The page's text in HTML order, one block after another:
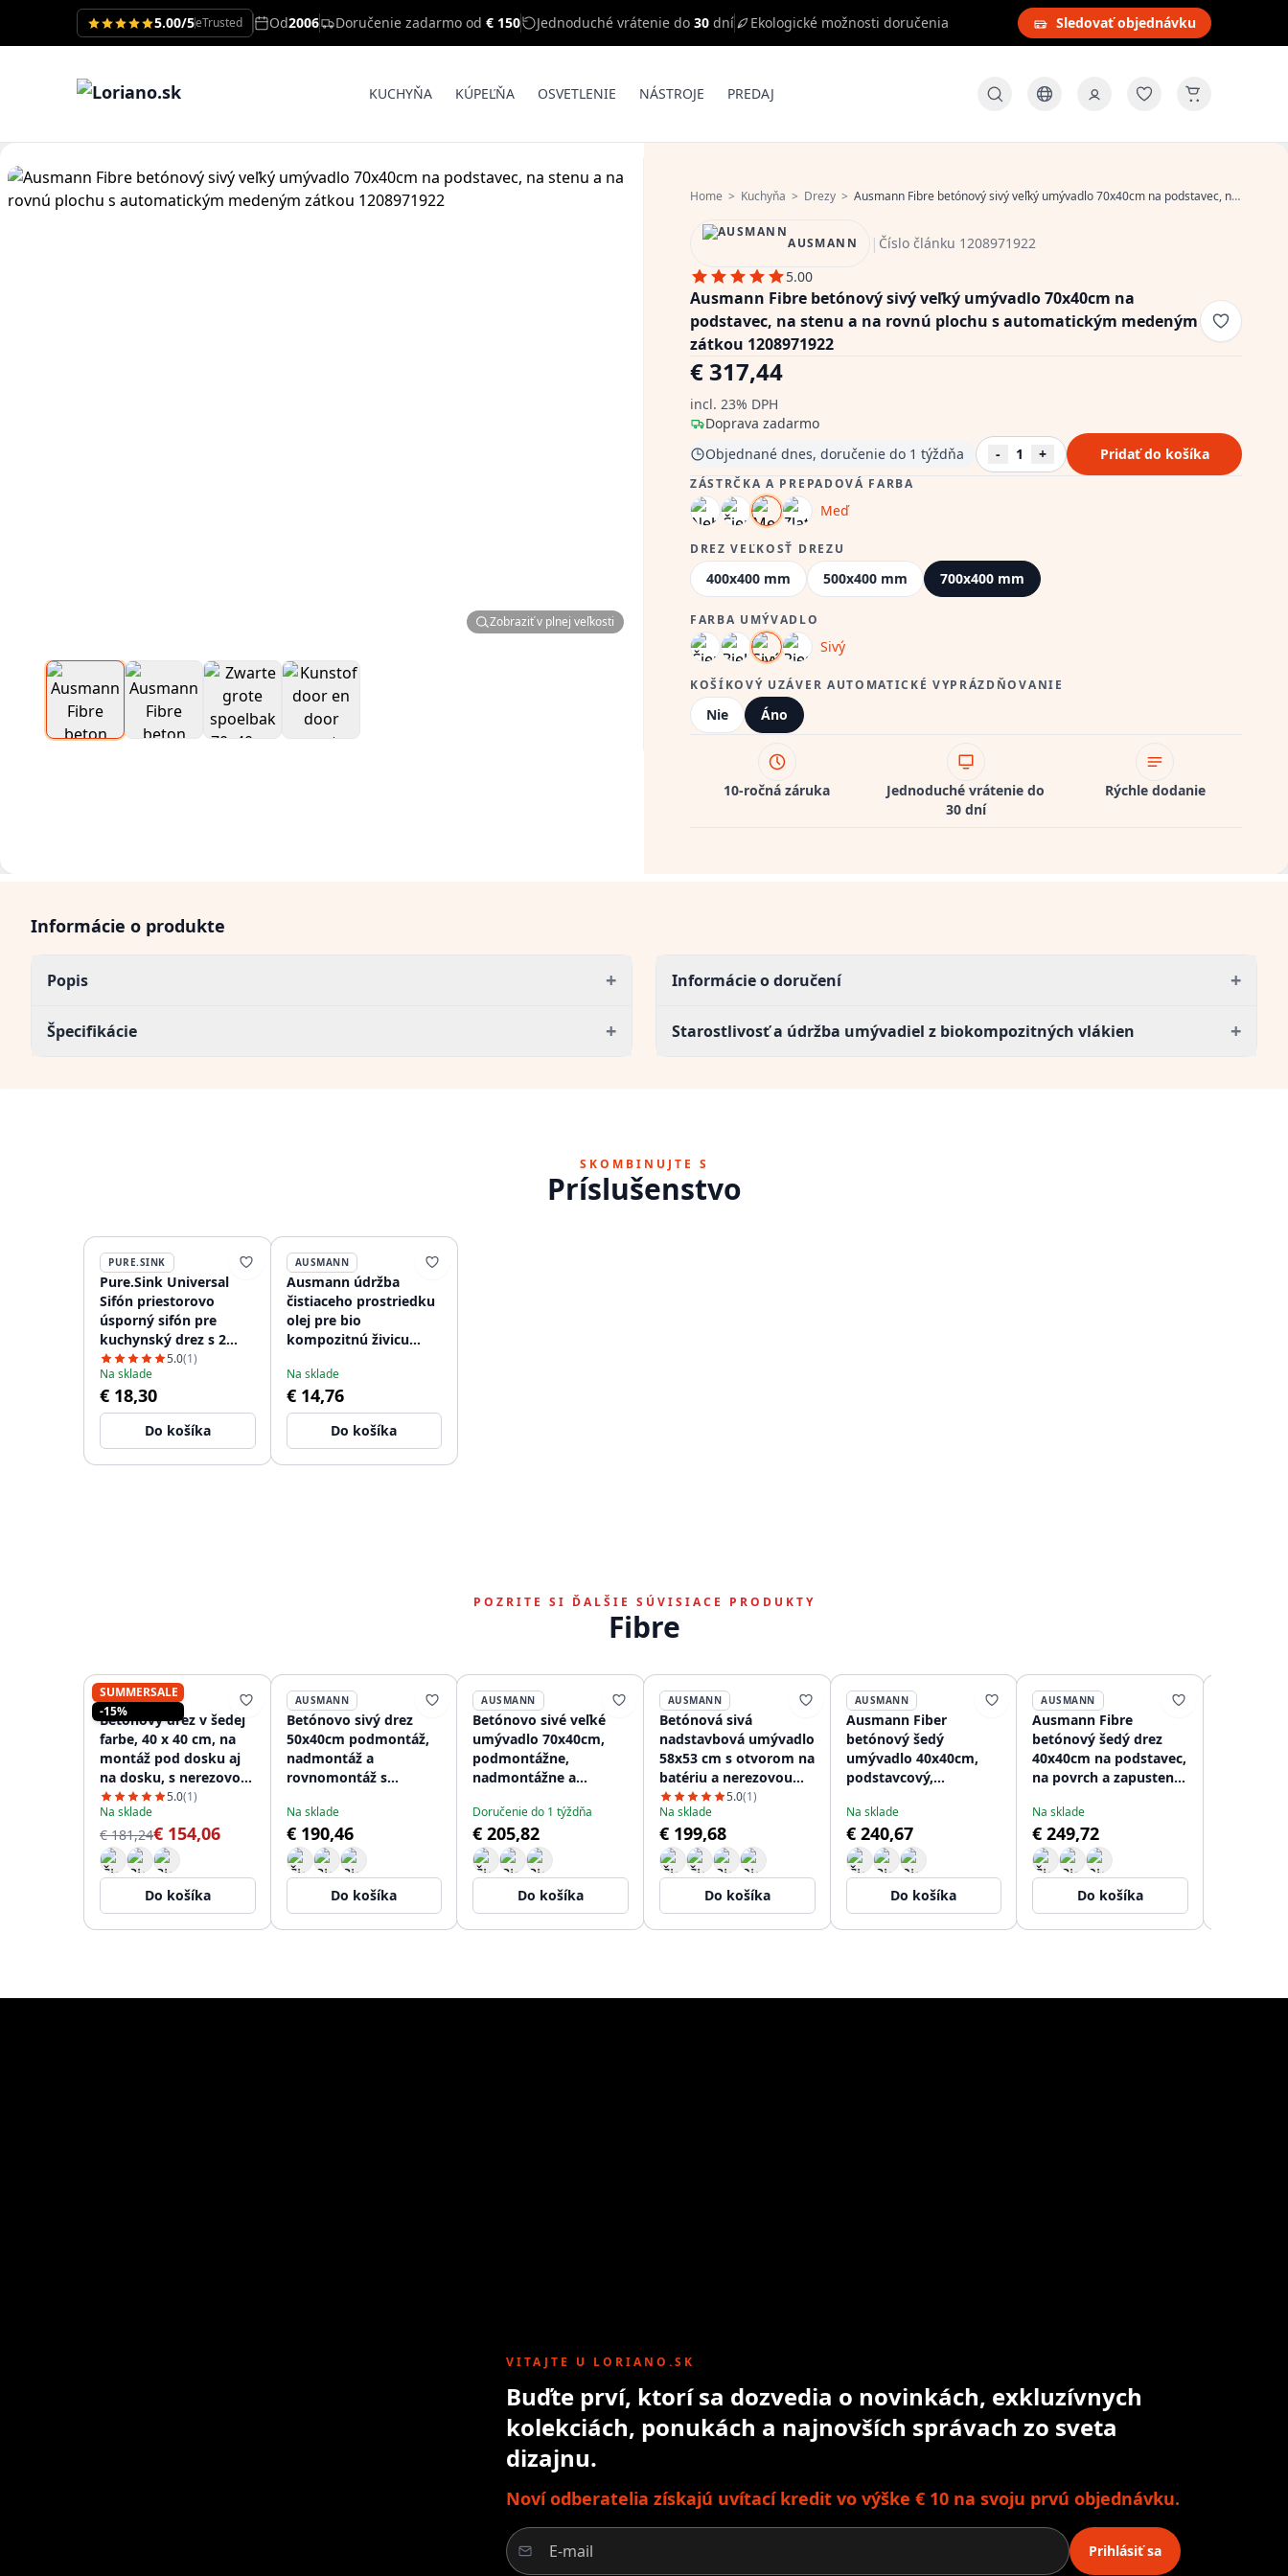
5.00/5eTrusted Od2006 Doručenie zadarmo od € 150 Jednoduché vrátenie do 30 dní Ekologické možnosti doručenia Sledovať objednávku
KUCHYŇA KÚPEĽŇA OSVETLENIE NÁSTROJE PREDAJ
Zobraziť v plnej veľkosti
Home > Kuchyňa > Drezy > Ausmann Fibre betónový sivý veľký umývadlo 70x40cm na podstavec, na stenu a na rovnú plochu s automatickým medeným zátkou 1208971922
AUSMANN | Číslo článku 1208971922
5.00
Ausmann Fibre betónový sivý veľký umývadlo 70x40cm na
podstavec, na stenu a na rovnú plochu s automatickým medeným
zátkou 1208971922
€ 317,44
incl. 23% DPH
Doprava zadarmo
Objednané dnes, doručenie do 1 týždňa
- 1 + Pridať do košíka
ZÁSTRČKA A PREPADOVÁ FARBA
Meď
DREZ VEĽKOSŤ DREZU
400x400 mm 500x400 mm 700x400 mm
FARBA UMÝVADLO
Sivý
KOŠÍKOVÝ UZÁVER AUTOMATICKÉ VYPRÁZDŇOVANIE
Nie Áno
10-ročná záruka
Jednoduché vrátenie do
30 dní
Rýchle dodanie
Informácie o produkte
Popis +
Špecifikácie +
Informácie o doručení +
Starostlivosť a údržba umývadiel z biokompozitných vlákien +
SKOMBINUJTE S
Príslušenstvo
PURE.SINK
Pure.Sink Universal
Sifón priestorovo
úsporný sifón pre
kuchynský drez s 2
pripojeniami na
umývačku riadu
WSTSSI-32
5.0(1)
Na sklade
€ 18,30
Do košíka
AUSMANN
Ausmann údržba
čistiaceho prostriedku
olej pre bio
kompozitnú živicu
1208966925
Na sklade
€ 14,76
Do košíka
POZRITE SI ĎALŠIE SÚVISIACE PRODUKTY
Fibre
SUMMERSALE
-15%
AUSMANN
Betónový drez v šedej
farbe, 40 x 40 cm, na
montáž pod dosku aj
na dosku, s nerezovou
zátkou 1208956393
5.0(1)
Na sklade
€ 181,24€ 154,06
Do košíka
AUSMANN
Betónovo sivý drez
50x40cm podmontáž,
nadmontáž a
rovnomontáž s
1208956398
Na sklade
€ 190,46
Do košíka
AUSMANN
Betónovo sivé veľké
umývadlo 70x40cm,
podmontážne,
nadmontážne a
montážou s nerezovou
zátkou 1208956403
Doručenie do 1 týždňa
€ 205,82
Do košíka
AUSMANN
Betónová sivá
nadstavbová umývadlo
58x53 cm s otvorom na
batériu a nerezovou
zátkou 1208956771
5.0(1)
Na sklade
€ 199,68
Do košíka
AUSMANN
Ausmann Fiber
betónový šedý
umývadlo 40x40cm,
podstavcový,
vstavaný s medenou
zátkou 1208971880
Na sklade
€ 240,67
Do košíka
AUSMANN
Ausmann Fibre
betónový šedý drez
40x40cm na podstavec,
na povrch a zapustený
1208971881
Na sklade
€ 249,72
Do košíka
VITAJTE U LORIANO.SK
Buďte prví, ktorí sa dozvedia o novinkách, exkluzívnych
kolekciách, ponukách a najnovších správach zo sveta
dizajnu.
Noví odberatelia získajú uvítací kredit vo výške € 10 na svoju prvú objednávku.
Prihlásiť sa